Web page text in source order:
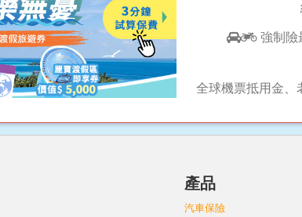
強制險
全球機票抵用金、
產品
汽車保險